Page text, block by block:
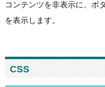
コンテンツを非表示に、ボ
を表示します。
CSS